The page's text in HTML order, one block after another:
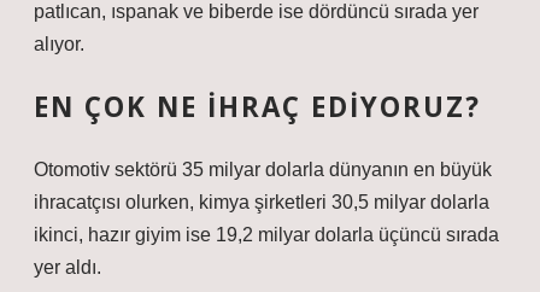
patlıcan, ıspanak ve biberde ise dördüncü sırada yer
alıyor.
EN ÇOK NE IHRAÇ EDIYORUZ?
Otomotiv sektörü 35 milyar dolarla dünyanın en büyük
ihracatçısı olurken, kimya şirketleri 30,5 milyar dolarla
ikinci, hazır giyim ise 19,2 milyar dolarla üçüncü sırada
yer aldı.